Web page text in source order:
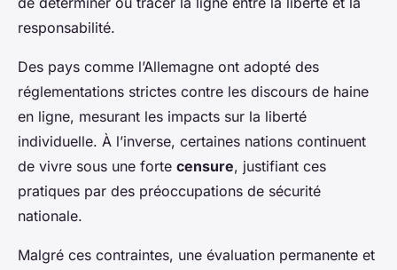
responsabilité.
Des pays comme l’Allemagne ont adopté des
réglementations strictes contre les discours de haine
en ligne, mesurant les impacts sur la liberté
individuelle. À l’inverse, certaines nations continuent
de vivre sous une forte censure, justifiant ces
pratiques par des préoccupations de sécurité
nationale.
Malgré ces contraintes, une évaluation permanente et